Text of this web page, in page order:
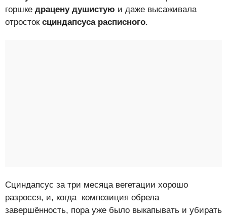
горшке драцену душистую и даже высаживала
отросток сциндапсуса расписного.
Сциндапсус за три месяца вегетации хорошо
разросся, и, когда композиция обрела
завершённость, пора уже было выкапывать и убирать